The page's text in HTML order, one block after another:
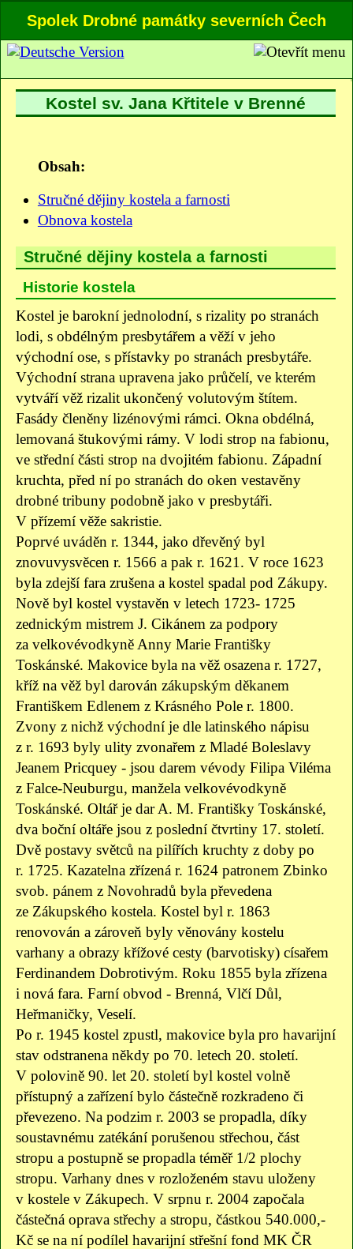
Spolek Drobné památky severních Čech
Kostel sv. Jana Křtitele v Brenné
Obsah:
Stručné dějiny kostela a farnosti
Obnova kostela
Stručné dějiny kostela a farnosti
Historie kostela
Kostel je barokní jednolodní, s rizality po stranách
lodi, s obdélným presbytářem a věží v jeho
východní ose, s přístavky po stranách presbytáře.
Východní strana upravena jako průčelí, ve kterém
vytváří věž rizalit ukončený volutovým štítem.
Fasády členěny lizénovými rámci. Okna obdélná,
lemovaná štukovými rámy. V lodi strop na fabionu,
ve střední části strop na dvojitém fabionu. Západní
kruchta, před ní po stranách do oken vestavěny
drobné tribuny podobně jako v presbytáři.
V přízemí věže sakristie.
Poprvé uváděn r. 1344, jako dřevěný byl
znovuvysvěcen r. 1566 a pak r. 1621. V roce 1623
byla zdejší fara zrušena a kostel spadal pod Zákupy.
Nově byl kostel vystavěn v letech 1723- 1725
zednickým mistrem J. Cikánem za podpory
za velkovévodkyně Anny Marie Františky
Toskánské. Makovice byla na věž osazena r. 1727,
kříž na věž byl darován zákupským děkanem
Františkem Edlenem z Krásného Pole r. 1800.
Zvony z nichž východní je dle latinského nápisu
z r. 1693 byly ulity zvonařem z Mladé Boleslavy
Jeanem Pricquey - jsou darem vévody Filipa Viléma
z Falce-Neuburgu, manžela velkovévodkyně
Toskánské. Oltář je dar A. M. Františky Toskánské,
dva boční oltáře jsou z poslední čtvrtiny 17. století.
Dvě postavy světců na pilířích kruchty z doby po
r. 1725. Kazatelna zřízená r. 1624 patronem Zbinko
svob. pánem z Novohradů byla převedena
ze Zákupského kostela. Kostel byl r. 1863
renovován a zároveň byly věnovány kostelu
varhany a obrazy křížové cesty (barvotisky) císařem
Ferdinandem Dobrotivým. Roku 1855 byla zřízena
i nová fara. Farní obvod - Brenná, Vlčí Důl,
Heřmaničky, Veselí.
Po r. 1945 kostel zpustl, makovice byla pro havarijní
stav odstranena někdy po 70. letech 20. století.
V polovině 90. let 20. století byl kostel volně
přístupný a zařízení bylo částečně rozkradeno či
převezeno. Na podzim r. 2003 se propadla, díky
soustavnému zatékání porušenou střechou, část
stropu a postupně se propadla téměř 1/2 plochy
stropu. Varhany dnes v rozloženém stavu uloženy
v kostele v Zákupech. V srpnu r. 2004 započala
částečná oprava střechy a stropu, částkou 540.000,-
Kč se na ní podílel havarijní střešní fond MK ČR